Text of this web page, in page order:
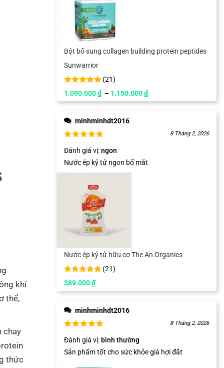
khí
thể,
chay
thức
Bột bổ sung collagen building protein peptides
Sunwarrior
(21)
1.090.000₫ – 1.150.000₫
minhminhdt2016
8 Tháng 2, 2026
Đánh giá vị:ngon
Nước ép kỷ tử ngon bổ mắt
Nước ép kỷ tử hữu cơ The An Organics
(21)
389.000₫
minhminhdt2016
8 Tháng 2, 2026
Đánh giá vị: bình thường
Sản phẩm tốt cho sức khỏe giá hơi đắt